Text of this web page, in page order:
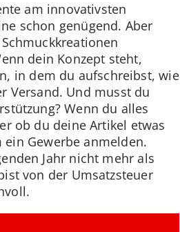
am innovativsten
schon genügend. Aber
dein Konzept steht,
in dem du aufschreibst, wie
Versand. Und musst du
Wenn du alles
ob du deine Artikel etwas
Gewerbe anmelden.
Jahr nicht mehr als
von der Umsatzsteuer